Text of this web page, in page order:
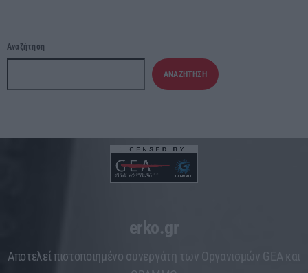
Αναζήτηση
ΑΝΑΖΉΤΗΣΗ
erko.gr
Aποτελεί πιστοποιημένο συνεργάτη των Οργανισμών GEA και